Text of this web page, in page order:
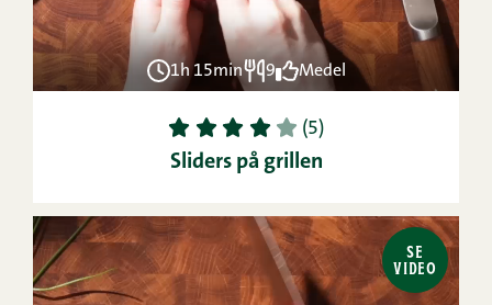
1h 15min 9 Medel
1 2 3 4 5 (5)
Sliders på grillen
SE
VIDEO